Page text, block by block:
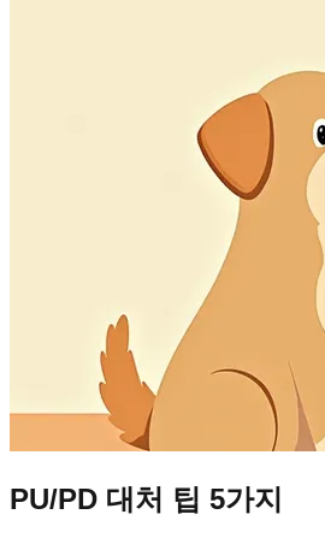
PU/PD 대처 팁 5가지